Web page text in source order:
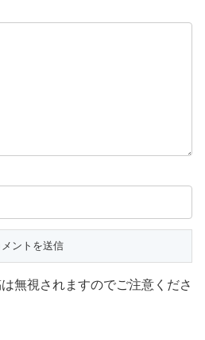
無視されますのでご注意くださ